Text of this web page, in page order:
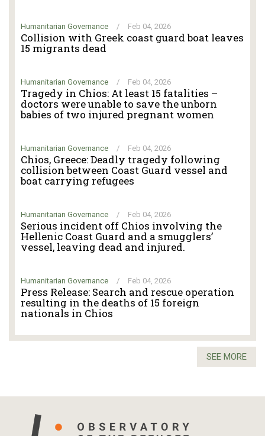
Humanitarian Governance / Feb 04, 2026
Collision with Greek coast guard boat leaves
15 migrants dead
Humanitarian Governance / Feb 04, 2026
Tragedy in Chios: At least 15 fatalities –
doctors were unable to save the unborn
babies of two injured pregnant women
Humanitarian Governance / Feb 04, 2026
Chios, Greece: Deadly tragedy following
collision between Coast Guard vessel and
boat carrying refugees
Humanitarian Governance / Feb 04, 2026
Serious incident off Chios involving the
Hellenic Coast Guard and a smugglers’
vessel, leaving dead and injured.
Humanitarian Governance / Feb 04, 2026
Press Release: Search and rescue operation
resulting in the deaths of 15 foreign
nationals in Chios
SEE MORE